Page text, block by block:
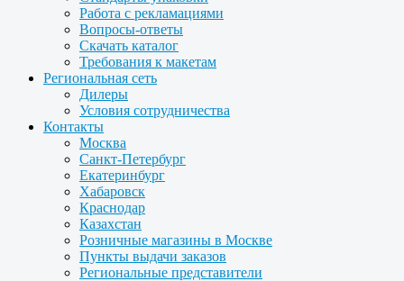
Работа с рекламациями
Вопросы-ответы
Скачать каталог
Требования к макетам
Региональная сеть
Дилеры
Условия сотрудничества
Контакты
Москва
Санкт-Петербург
Екатеринбург
Хабаровск
Краснодар
Казахстан
Розничные магазины в Москве
Пункты выдачи заказов
Региональные представители